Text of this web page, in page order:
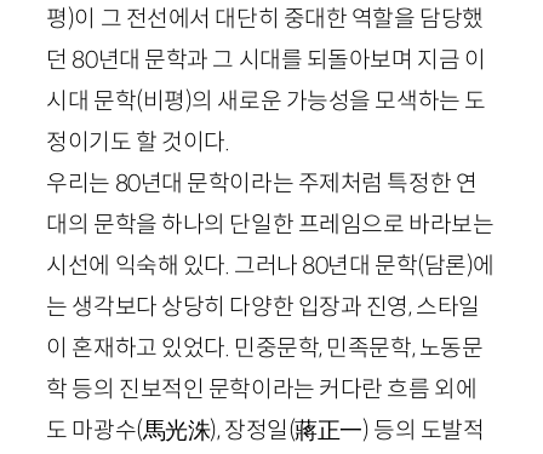
평)이 그 전선에서 대단히 중대한 역할을 담당했
던 80년대 문학과 그 시대를 되돌아보며 지금 이
시대 문학(비평)의 새로운 가능성을 모색하는 도
정이기도 할 것이다.
우리는 80년대 문학이라는 주제처럼 특정한 연
대의 문학을 하나의 단일한 프레임으로 바라보는
시선에 익숙해 있다. 그러나 80년대 문학(담론)에
는 생각보다 상당히 다양한 입장과 진영, 스타일
이 혼재하고 있었다. 민중문학, 민족문학, 노동문
학 등의 진보적인 문학이라는 커다란 흐름 외에
도 마광수(馬光洙), 장정일(蔣正一) 등의 도발적